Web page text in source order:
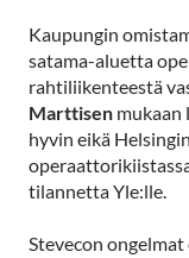
Kaupungin
satama-aluetta
rahtiliikenteestä
Marttisen mukaan
hyvin eikä
tilannetta Yle:lle.
Stevecon